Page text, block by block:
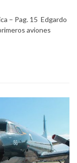
– Pag. 15 Edgardo
aviones